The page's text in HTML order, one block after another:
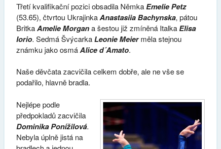
Třetí kvalifikační pozici obsadila NěmkaEmelie Petz
(53.65), čtvrtou UkrajinkaAnastasiia Bachynska, pátou
BritkaAmelie Morgana šestou již zmíněná ItalkaElisa
Iorio. Sedmá ŠvýcarkaLeonie Meierměla stejnou
známku jako osmáAlice d´Amato.
Naše děvčata zacvičila celkem dobře, ale ne vše se
podařilo, hlavně bradla.
Nejlépe podle
předpokladů zacvičila
Dominika Ponížilová.
Nebyla úplně jistá na